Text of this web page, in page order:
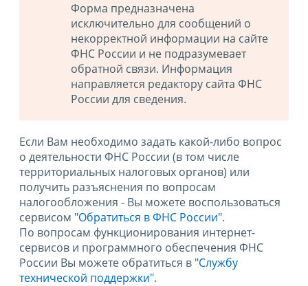
Форма предназначена
исключительно для сообщений о
некорректной информации на сайте
ФНС России и не подразумевает
обратной связи. Информация
направляется редактору сайта ФНС
России для сведения.
Если Вам необходимо задать какой-либо вопрос
о деятельности ФНС России (в том числе
территориальных налоговых органов) или
получить разъяснения по вопросам
налогообложения - Вы можете воспользоваться
сервисом "Обратиться в ФНС России".
По вопросам функционирования интернет-
сервисов и программного обеспечения ФНС
России Вы можете обратиться в "Службу
технической поддержки".